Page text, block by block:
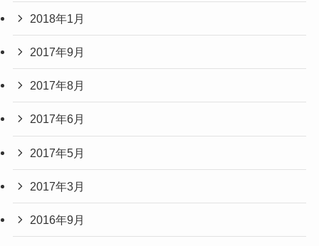
2018年1月
2017年9月
2017年8月
2017年6月
2017年5月
2017年3月
2016年9月